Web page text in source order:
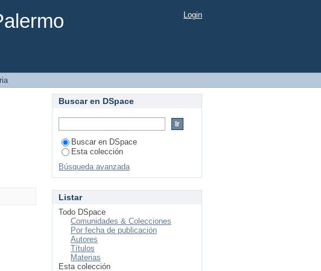
Login
Buscar en DSpace
Buscar en DSpace
Esta colección
Búsqueda avanzada
Listar
Todo DSpace
Comunidades & Colecciones
Por fecha de publicación
Autores
Títulos
Materias
Esta colección